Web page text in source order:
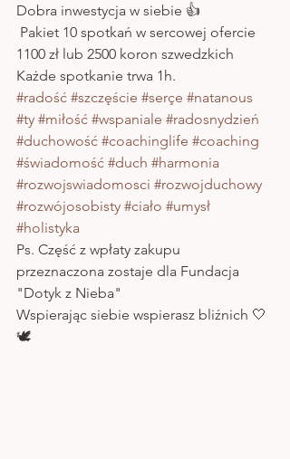
Dobra inwestycja w siebie 👍
Pakiet 10 spotkań w sercowej ofercie
1100 zł lub 2500 koron szwedzkich
Każde spotkanie trwa 1h.
#radość #szczęście #serçe #natanous
#ty #miłość #wspaniale #radosnydzień
#duchowość #coachinglife #coaching
#świadomość #duch #harmonia
#rozwojswiadomosci #rozwojduchowy
#rozwójosobisty #ciało #umysł
#holistyka
Ps. Część z wpłaty zakupu
przeznaczona zostaje dla Fundacja
"Dotyk z Nieba"
Wspierając siebie wspierasz bliźnich 🤍
🕊